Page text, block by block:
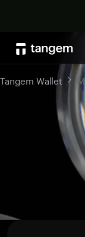
Tangem Wallet